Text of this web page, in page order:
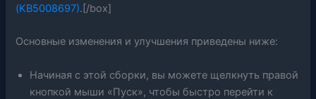
(KB5008697).[/box]
Основные изменения и улучшения приведены ниже:
Начиная с этой сборки, вы можете щелкнуть правой
кнопкой мыши «Пуск», чтобы быстро перейти к